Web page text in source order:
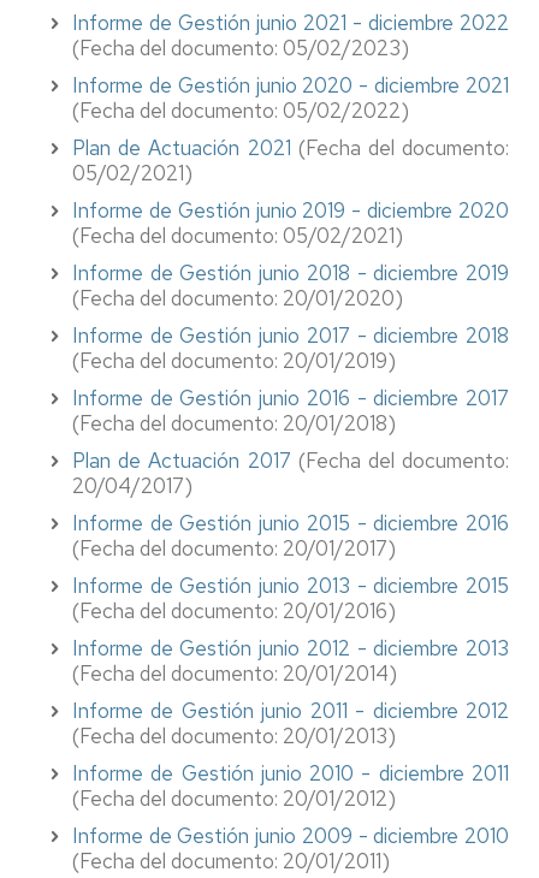
Informe de Gestión junio 2021 - diciembre 2022
(Fecha del documento: 05/02/2023)
Informe de Gestión junio 2020 - diciembre 2021
(Fecha del documento: 05/02/2022)
Plan de Actuación 2021 (Fecha del documento:
05/02/2021)
Informe de Gestión junio 2019 - diciembre 2020
(Fecha del documento: 05/02/2021)
Informe de Gestión junio 2018 - diciembre 2019
(Fecha del documento: 20/01/2020)
Informe de Gestión junio 2017 - diciembre 2018
(Fecha del documento: 20/01/2019)
Informe de Gestión junio 2016 - diciembre 2017
(Fecha del documento: 20/01/2018)
Plan de Actuación 2017 (Fecha del documento:
20/04/2017)
Informe de Gestión junio 2015 - diciembre 2016
(Fecha del documento: 20/01/2017)
Informe de Gestión junio 2013 - diciembre 2015
(Fecha del documento: 20/01/2016)
Informe de Gestión junio 2012 - diciembre 2013
(Fecha del documento: 20/01/2014)
Informe de Gestión junio 2011 - diciembre 2012
(Fecha del documento: 20/01/2013)
Informe de Gestión junio 2010 - diciembre 2011
(Fecha del documento: 20/01/2012)
Informe de Gestión junio 2009 - diciembre 2010
(Fecha del documento: 20/01/2011)